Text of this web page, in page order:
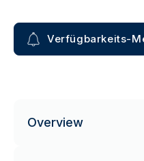
Verfügbarkeits-
Overview